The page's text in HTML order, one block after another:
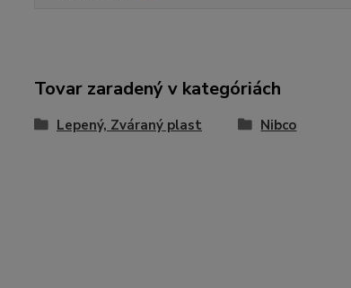
Tovar zaradený v kategóriách
Lepený, Zváraný plast Nibco